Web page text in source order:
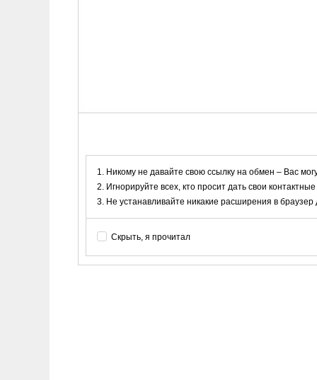
Никому не давайте свою ссылку на обмен – Вас
Игнорируйте всех, кто просит дать свои
Не устанавливайте никакие расширения в
Скрыть, я прочитал